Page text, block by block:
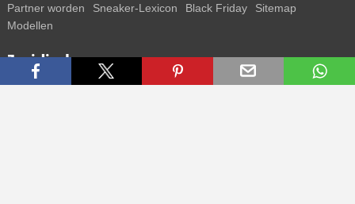
Partner worden
Sneaker-Lexicon Black Friday
Sitemap
Modellen
Juridisch
Voorwaarden Privacybeleid Colofon Contact